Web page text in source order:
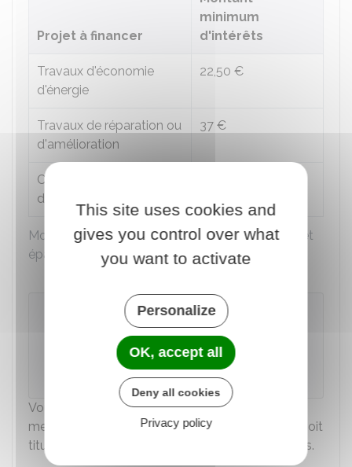
Montant minimum d'intérêts ouvrant droit au prêt
épargne logement
Projet à financer
minimum
d'intérêts
Travaux d'économie
d'énergie
22,50 €
Travaux de réparation ou
d'amélioration
37 €
Construction ou achat
du logement
Les droits à prêt peuvent être utilisés jusqu'à
5 ans après la délivrance de l'attestation de
Vous pouvez cédervos droits à prêt
membre de votre famille, mais à condition qu'il soit
titulaire d'un CEL ouvert depuis au moins 18 mois.
This site uses cookies and
gives you control over what
you want to activate
Personalize
OK, accept all
Deny all cookies
Privacy policy